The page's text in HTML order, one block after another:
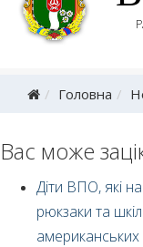
Головна
Вас може
Діти ВПО, які
рюкзаки та
американських